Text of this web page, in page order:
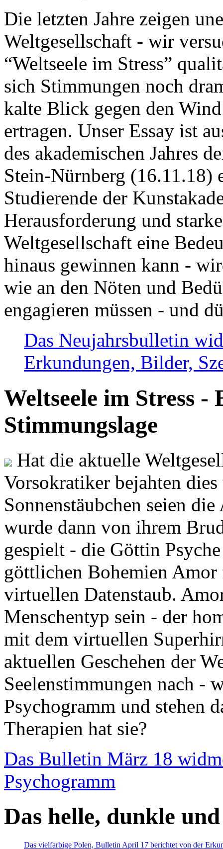
Die letzten Jahre zeigen
Weltgesellschaft - wir
“Weltseele im Stress”
sich Stimmungen noch
kalte Blick gegen den
ertragen. Unser Essay ist
des akademischen Jahres
Stein-Nürnberg (16.11.18)
Studierende der
Herausforderung und
Weltgesellschaft eine
hinaus gewinnen kann -
wie an den Nöten und
engagieren müssen - und
Das Neujahrsbulletin
Erkundungen, Bilder,
Weltseele im Stress -
Stimmungslage
Hat die aktuelle
Vorsokratiker bejahten
Sonnenstäubchen seien
wurde dann von ihrem
gespielt - die Göttin
göttlichen Bohemien
virtuellen Datenstaub.
Menschentyp sein - der
mit dem virtuellen
aktuellen Geschehen der
Seelenstimmungen nach -
Psychogramm und stehen
Therapien hat sie?
Das Bulletin März 18
Psychogramm
Das helle, dunkle
Das vielfarbige Polen, Bulletin April 17 berichtet von der